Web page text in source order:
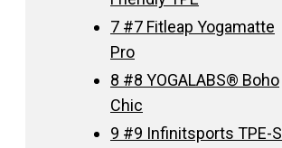
7 #7 Fitleap Yogamatte
Pro
8 #8 YOGALABS® Boho
Chic
9 #9 Infinitsports TPE-S